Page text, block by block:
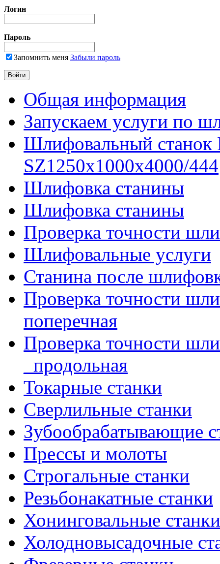
Логин
Пароль
Запомнить меня Забыли пароль
Общая информация
Запускаем услуги по
Шлифовальный
SZ1250x1000x4000/444
Шлифовка станины
Шлифовка станины
Проверка точности
Шлифовальные услуги
Станина после
Проверка точности
поперечная
Проверка точности
_продольная
Токарные станки
Сверлильные станки
Зубообрабатывающие
Прессы и молоты
Строгальные станки
Резьбонакатные станки
Хонинговальные станки
Холодновысадочные